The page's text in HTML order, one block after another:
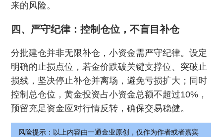
来的风险。
四、严守纪律：控制仓位，不盲目补仓
分批建仓并非无限补仓，小资金需严守纪律。设定
明确的止损点位，若金价跌破关键支撑位、突破止
损线，坚决停止补仓并离场，避免亏损扩大；同时
控制总仓位，黄金投资占小资金总额不超过10%，
预留充足资金应对行情反转，确保交易稳健。
风险提示：以上内容由一通金业原创，仅作为作者或者嘉宾